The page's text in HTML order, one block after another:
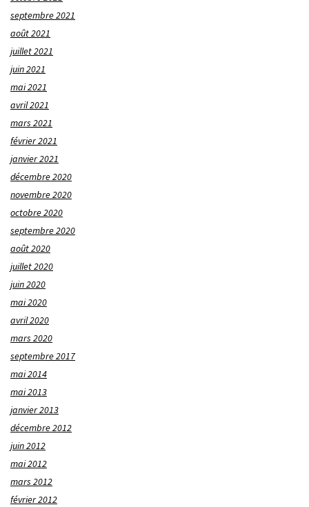
septembre 2021
août 2021
juillet 2021
juin 2021
mai 2021
avril 2021
mars 2021
février 2021
janvier 2021
décembre 2020
novembre 2020
octobre 2020
septembre 2020
août 2020
juillet 2020
juin 2020
mai 2020
avril 2020
mars 2020
septembre 2017
mai 2014
mai 2013
janvier 2013
décembre 2012
juin 2012
mai 2012
mars 2012
février 2012